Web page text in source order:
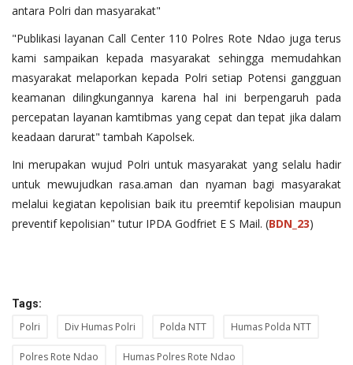
antara Polri dan masyarakat"
"Publikasi layanan Call Center 110 Polres Rote Ndao juga terus
kami sampaikan kepada masyarakat sehingga memudahkan
masyarakat melaporkan kepada Polri setiap Potensi gangguan
keamanan dilingkungannya karena hal ini berpengaruh pada
percepatan layanan kamtibmas yang cepat dan tepat jika dalam
keadaan darurat" tambah Kapolsek.
Ini merupakan wujud Polri untuk masyarakat yang selalu hadir
untuk mewujudkan rasa.aman dan nyaman bagi masyarakat
melalui kegiatan kepolisian baik itu preemtif kepolisian maupun
preventif kepolisian" tutur IPDA Godfriet E S Mail. (BDN_23)
Tags:
Polri Div Humas Polri Polda NTT Humas Polda NTT
Polres Rote Ndao Humas Polres Rote Ndao